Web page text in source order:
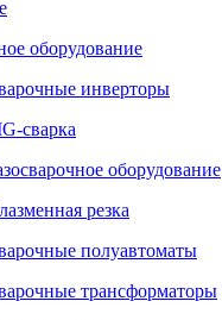
оборудование
инверторы
сварка
оборудование
резка
полуавтоматы
трансформаторы